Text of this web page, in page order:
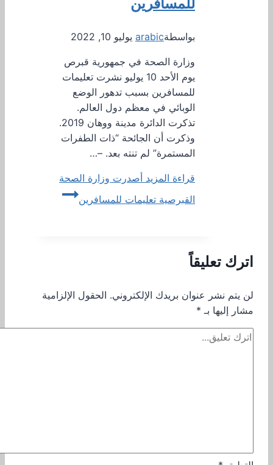
بواسطةarabic يوليو 10, 2022
وزارة الصحة في جمهورية قبرص
يوم الأحد 10 يوليو نشرت تعليمات
للمسافرين بسبب تدهور الوضع
الوبائي في معظم دول العالم.
تذكرت الدائرة مدينة ووهان 2019.
وذكرت أن الجائحة “ذات الطفرات
المستمرة” لم تنته بعد. –…
قراءة المزيد أصدرت وزارة الصحة
القبرصية تعليمات للمسافرين
اترك تعليقاً
لن يتم نشر عنوان بريدك الإلكتروني. الحقول الإلزامية
مشار إليها بـ *